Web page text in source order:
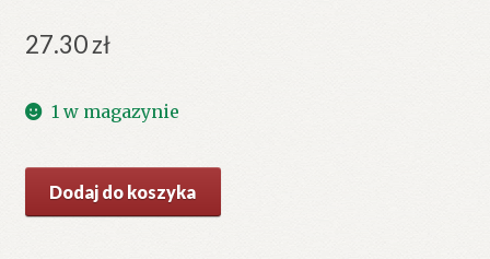
27.30zł
1 w magazynie
Snobizm
Dodaj do koszyka